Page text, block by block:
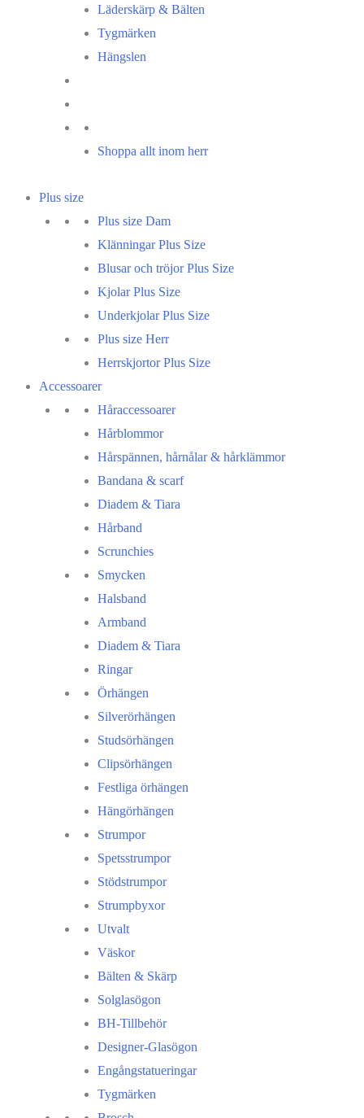
Läderskärp & Bälten
Tygmärken
Hängslen
Shoppa allt inom herr
Plus size
Plus size Dam
Klänningar Plus Size
Blusar och tröjor Plus Size
Kjolar Plus Size
Underkjolar Plus Size
Plus size Herr
Herrskjortor Plus Size
Accessoarer
Håraccessoarer
Hårblommor
Hårspännen, hårnålar & hårklämmor
Bandana & scarf
Diadem & Tiara
Hårband
Scrunchies
Smycken
Halsband
Armband
Diadem & Tiara
Ringar
Örhängen
Silverörhängen
Studsörhängen
Clipsörhängen
Festliga örhängen
Hängörhängen
Strumpor
Spetsstrumpor
Stödstrumpor
Strumpbyxor
Utvalt
Väskor
Bälten & Skärp
Solglasögon
BH-Tillbehör
Designer-Glasögon
Engångstatueringar
Tygmärken